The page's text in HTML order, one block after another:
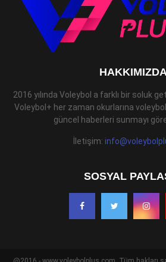
2016 yılında Voleybol a farklı bir soluk
Voleybol+ her zaman okurlarına
güncel haberleri sunmayı
İletişim:
SOSYAL